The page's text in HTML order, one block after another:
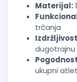
Materijal:
trčanja
ukupni